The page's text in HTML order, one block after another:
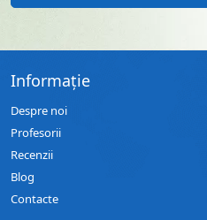
Informație
Despre noi
Profesorii
Recenzii
Blog
Contacte